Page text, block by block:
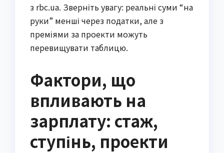
з rbc.ua. Зверніть увагу: реальні суми “на
руки” менші через податки, але з
преміями за проекти можуть
перевищувати таблицю.
Фактори, що
впливають на
зарплату: стаж,
ступінь, проекти